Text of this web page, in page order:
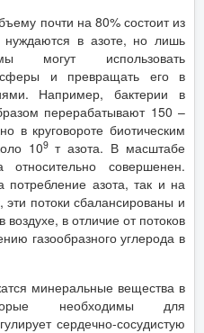
почти на 80% состоит из
в азоте, но лишь
могут использовать
и превращать его в
Например, бактерии в
перерабатывают 150 –
в круговороте биотическим
109 т азота. В масштабе
относительно совершенен.
потребление азота, так и на
потоки сбалансированы и
в отличие от потоков
газообразного углерода в
минеральные вещества в
необходимы для
сердечно-сосудистую